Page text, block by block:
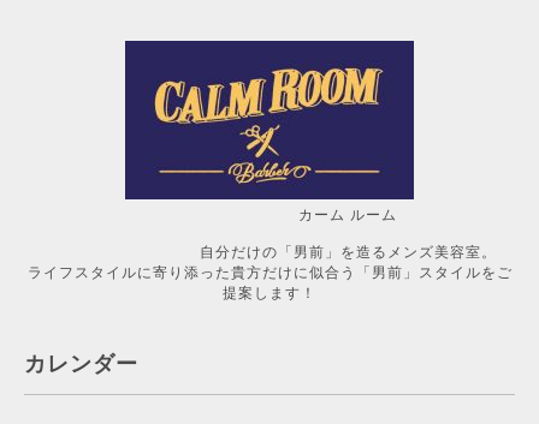
カーム ルーム
自分だけの「男前」を造るメンズ美容室。
ライフスタイルに寄り添った貴方だけに似合う「男前」スタイルをご
提案します！
カレンダー